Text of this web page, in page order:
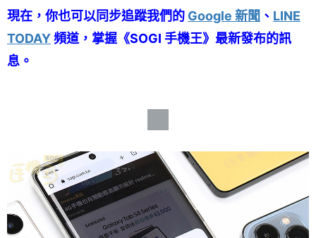
現在，你也可以同步追蹤我們的 Google 新聞 、 LINE
TODAY頻道，掌握《SOGI 手機王》最新發布的訊
息。